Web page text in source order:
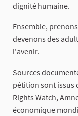
dignité humaine.
Ensemble,
devenons des
l'avenir.
Sources
pétition sont issus
Rights Watch,
économique